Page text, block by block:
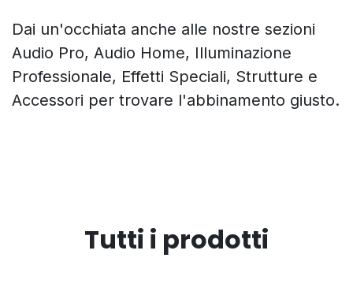
Dai un'occhiata anche alle nostre sezioni
Audio Pro, Audio Home, Illuminazione
Professionale, Effetti Speciali, Strutture e
Accessori per trovare l'abbinamento giusto.
Tutti i prodotti